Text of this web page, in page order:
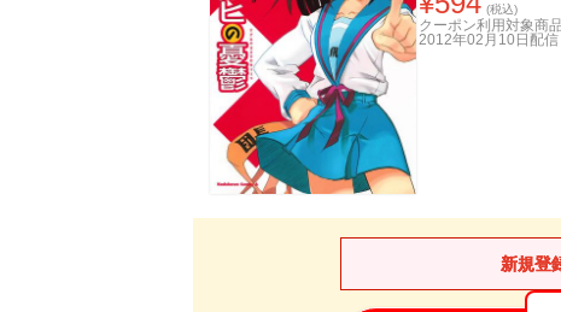
(税込)
クーポン利用対象商品
2012年02月10日 配信
新規登